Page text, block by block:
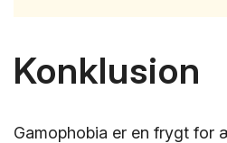
Konklusion
Gamophobia er en frygt for